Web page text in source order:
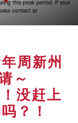
周新州
～
没赶上
？！